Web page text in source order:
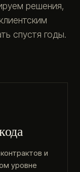
решения,
спустя годы.
и
уровне